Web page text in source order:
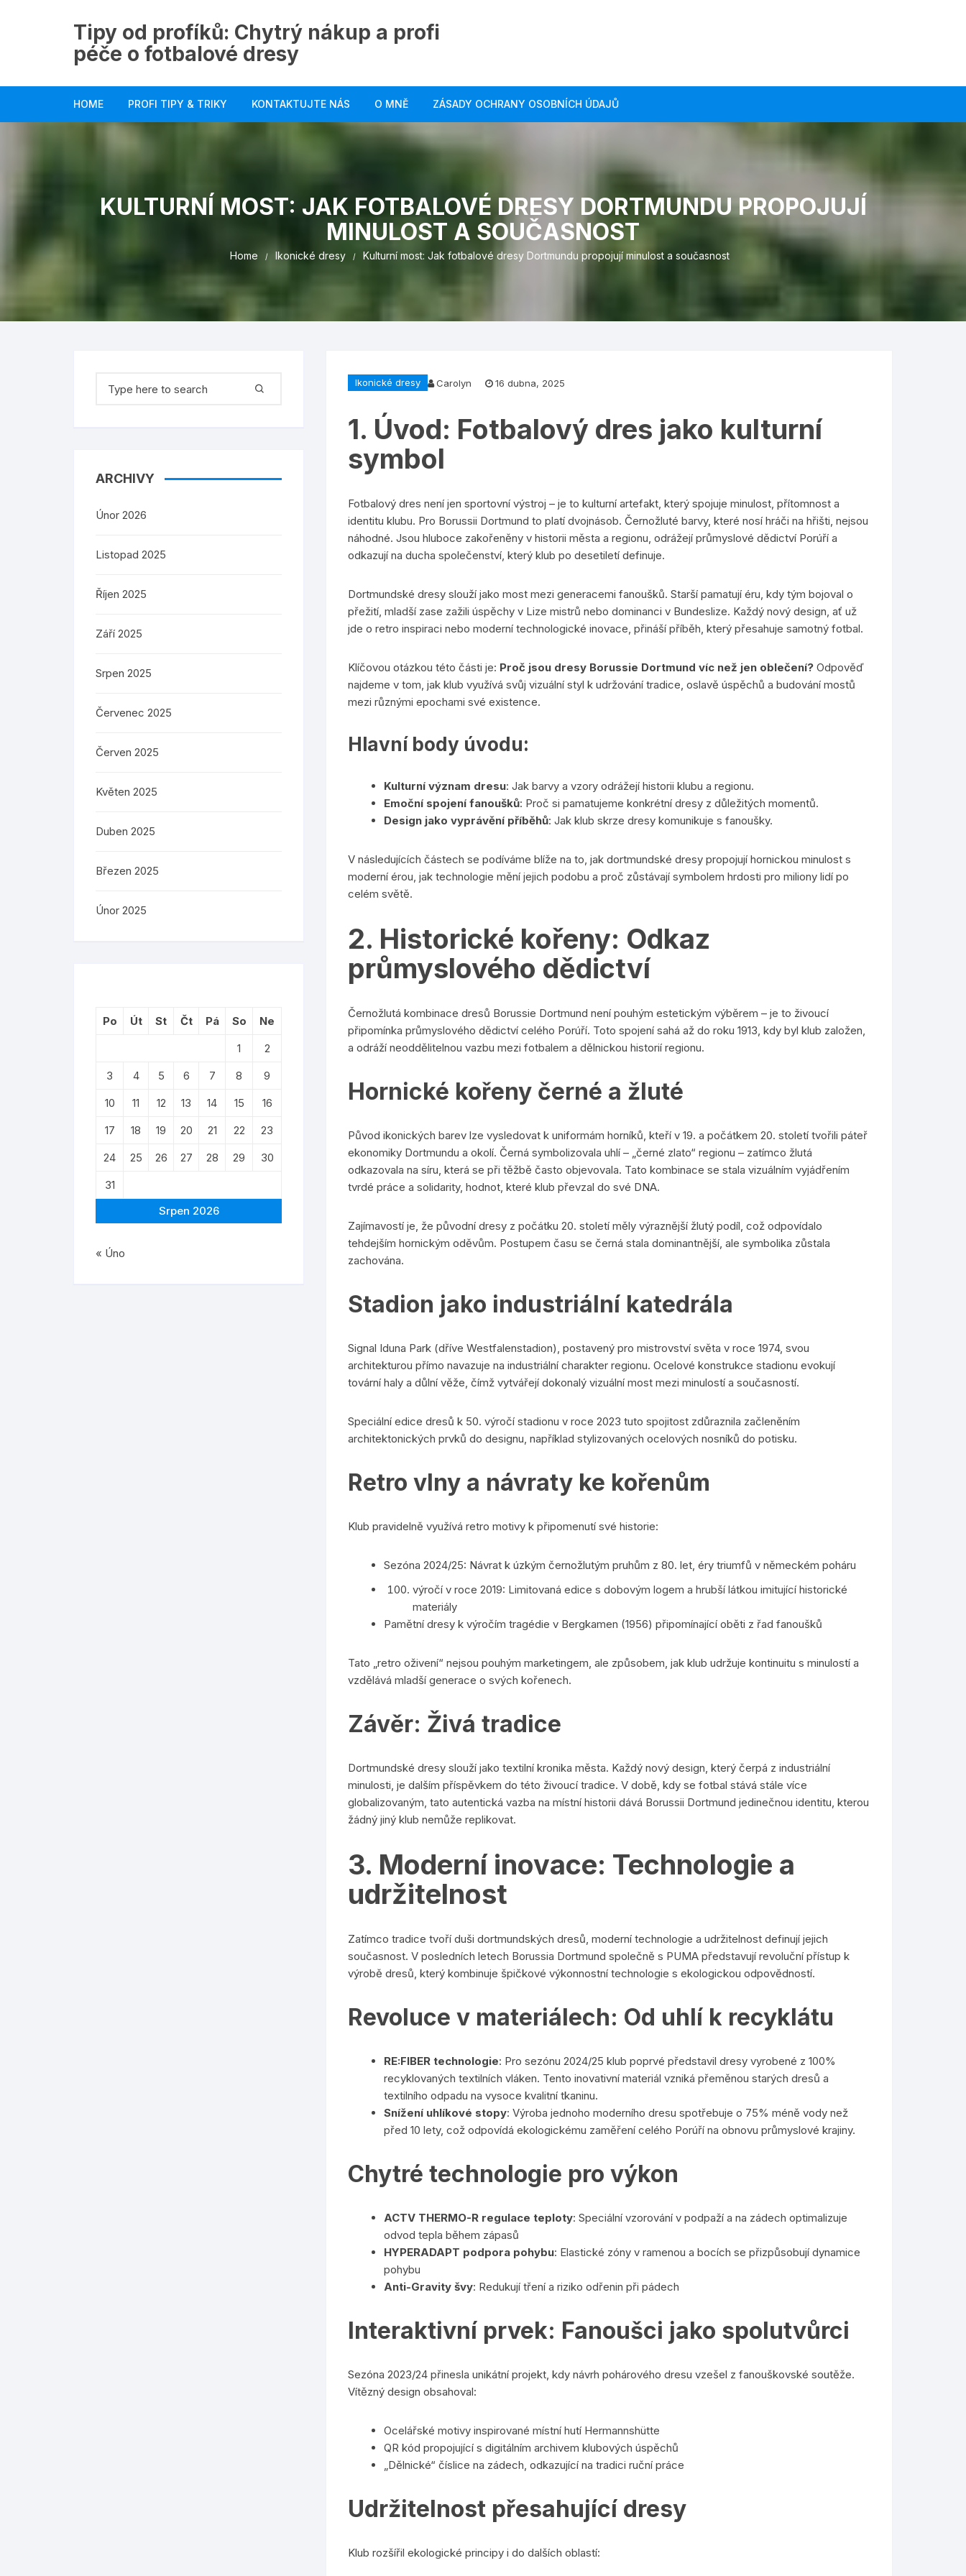
Tipy od profíků: Chytrý nákup a profi
péče o fotbalové dresy
HOME PROFI TIPY & TRIKY KONTAKTUJTE NÁS O MNĚ ZÁSADY OCHRANY OSOBNÍCH ÚDAJŮ
KULTURNÍ MOST: JAK FOTBALOVÉ DRESY DORTMUNDU PROPOJUJÍ
MINULOST A SOUČASNOST
Home Ikonické dresy Kulturní most: Jak fotbalové dresy Dortmundu propojují minulost a současnost
Ikonické dresy Carolyn 16 dubna, 2025
1. Úvod: Fotbalový dres jako kulturní
symbol
Fotbalový dres není jen sportovní výstroj – je to kulturní artefakt, který spojuje minulost, přítomnost a
identitu klubu. Pro Borussii Dortmund to platí dvojnásob. Černožluté barvy, které nosí hráči na hřišti, nejsou
náhodné. Jsou hluboce zakořeněny v historii města a regionu, odrážejí průmyslové dědictví Porúří a
odkazují na ducha společenství, který klub po desetiletí definuje.
Dortmundské dresy slouží jako most mezi generacemi fanoušků. Starší pamatují éru, kdy tým bojoval o
přežití, mladší zase zažili úspěchy v Lize mistrů nebo dominanci v Bundeslize. Každý nový design, ať už
jde o retro inspiraci nebo moderní technologické inovace, přináší příběh, který přesahuje samotný fotbal.
Klíčovou otázkou této části je: Proč jsou dresy Borussie Dortmund víc než jen oblečení? Odpověď
najdeme v tom, jak klub využívá svůj vizuální styl k udržování tradice, oslavě úspěchů a budování mostů
mezi různými epochami své existence.
Hlavní body úvodu:
Kulturní význam dresu: Jak barvy a vzory odrážejí historii klubu a regionu.
Emoční spojení fanoušků: Proč si pamatujeme konkrétní dresy z důležitých momentů.
Design jako vyprávění příběhů: Jak klub skrze dresy komunikuje s fanoušky.
V následujících částech se podíváme blíže na to, jak dortmundské dresy propojují hornickou minulost s
moderní érou, jak technologie mění jejich podobu a proč zůstávají symbolem hrdosti pro miliony lidí po
celém světě.
2. Historické kořeny: Odkaz
průmyslového dědictví
Černožlutá kombinace dresů Borussie Dortmund není pouhým estetickým výběrem – je to živoucí
připomínka průmyslového dědictví celého Porúří. Toto spojení sahá až do roku 1913, kdy byl klub založen,
a odráží neoddělitelnou vazbu mezi fotbalem a dělnickou historií regionu.
Hornické kořeny černé a žluté
Původ ikonických barev lze vysledovat k uniformám horníků, kteří v 19. a počátkem 20. století tvořili páteř
ekonomiky Dortmundu a okolí. Černá symbolizovala uhlí – „černé zlato“ regionu – zatímco žlutá
odkazovala na síru, která se při těžbě často objevovala. Tato kombinace se stala vizuálním vyjádřením
tvrdé práce a solidarity, hodnot, které klub převzal do své DNA.
Zajímavostí je, že původní dresy z počátku 20. století měly výraznější žlutý podíl, což odpovídalo
tehdejším hornickým oděvům. Postupem času se černá stala dominantnější, ale symbolika zůstala
zachována.
Stadion jako industriální katedrála
Signal Iduna Park (dříve Westfalenstadion), postavený pro mistrovství světa v roce 1974, svou
architekturou přímo navazuje na industriální charakter regionu. Ocelové konstrukce stadionu evokují
tovární haly a důlní věže, čímž vytvářejí dokonalý vizuální most mezi minulostí a současností.
Speciální edice dresů k 50. výročí stadionu v roce 2023 tuto spojitost zdůraznila začleněním
architektonických prvků do designu, například stylizovaných ocelových nosníků do potisku.
Retro vlny a návraty ke kořenům
Klub pravidelně využívá retro motivy k připomenutí své historie:
Sezóna 2024/25: Návrat k úzkým černožlutým pruhům z 80. let, éry triumfů v německém poháru
výročí v roce 2019: Limitovaná edice s dobovým logem a hrubší látkou imitující historické
materiály
Pamětní dresy k výročím tragédie v Bergkamen (1956) připomínající oběti z řad fanoušků
Tato „retro oživení“ nejsou pouhým marketingem, ale způsobem, jak klub udržuje kontinuitu s minulostí a
vzdělává mladší generace o svých kořenech.
Závěr: Živá tradice
Dortmundské dresy slouží jako textilní kronika města. Každý nový design, který čerpá z industriální
minulosti, je dalším příspěvkem do této živoucí tradice. V době, kdy se fotbal stává stále více
globalizovaným, tato autentická vazba na místní historii dává Borussii Dortmund jedinečnou identitu, kterou
žádný jiný klub nemůže replikovat.
3. Moderní inovace: Technologie a
udržitelnost
Zatímco tradice tvoří duši dortmundských dresů, moderní technologie a udržitelnost definují jejich
současnost. V posledních letech Borussia Dortmund společně s PUMA představují revoluční přístup k
výrobě dresů, který kombinuje špičkové výkonnostní technologie s ekologickou odpovědností.
Revoluce v materiálech: Od uhlí k recyklátu
RE:FIBER technologie: Pro sezónu 2024/25 klub poprvé představil dresy vyrobené z 100%
recyklovaných textilních vláken. Tento inovativní materiál vzniká přeměnou starých dresů a
textilního odpadu na vysoce kvalitní tkaninu.
Snížení uhlíkové stopy: Výroba jednoho moderního dresu spotřebuje o 75% méně vody než
před 10 lety, což odpovídá ekologickému zaměření celého Porúří na obnovu průmyslové krajiny.
Chytré technologie pro výkon
ACTV THERMO-R regulace teploty: Speciální vzorování v podpaží a na zádech optimalizuje
odvod tepla během zápasů
HYPERADAPT podpora pohybu: Elastické zóny v ramenou a bocích se přizpůsobují dynamice
pohybu
Anti-Gravity švy: Redukují tření a riziko odřenin při pádech
Interaktivní prvek: Fanoušci jako spolutvůrci
Sezóna 2023/24 přinesla unikátní projekt, kdy návrh pohárového dresu vzešel z fanouškovské soutěže.
Vítězný design obsahoval:
Ocelářské motivy inspirované místní hutí Hermannshütte
QR kód propojující s digitálním archivem klubových úspěchů
„Dělnické“ číslice na zádech, odkazující na tradici ruční práce
Udržitelnost přesahující dresy
Klub rozšířil ekologické principy i do dalších oblastí:
for:
ARCHIVY
Únor 2026
Listopad 2025
Říjen 2025
Září 2025
Srpen 2025
Červenec 2025
Červen 2025
Květen 2025
Duben 2025
Březen 2025
Únor 2025
Srpen 2026
Po Út St Čt Pá So
Ne
1
2
3
4 5 6 7 8
9
10
11 12 13 14 15
16
17
18 19 20 21 22
23
24
25 26 27 28 29
30
31
« Úno